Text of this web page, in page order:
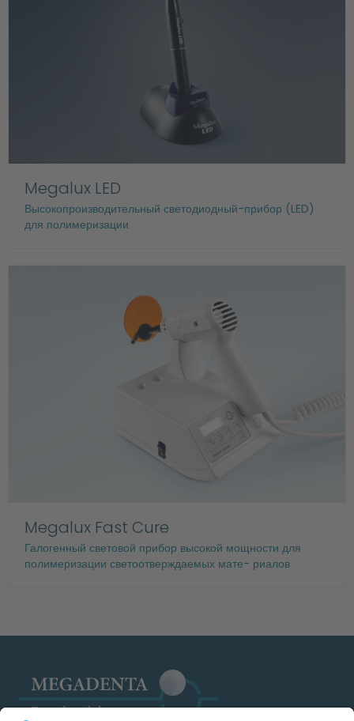
Megalux LED
Высокопроизводительный светодиодный-прибор (LED)
для полимеризации
Megalux Fast Cure
Галогенный световой прибор высокой мощности для
полимеризации светоотверждаемых мате- риалов